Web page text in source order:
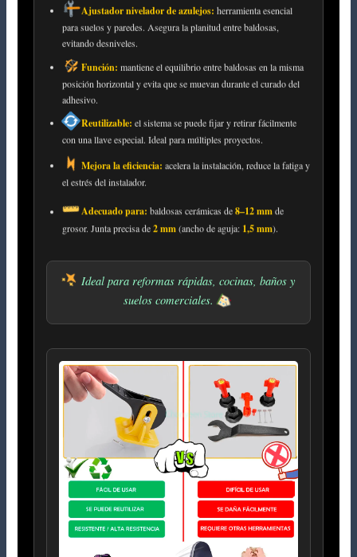
Ajustador nivelador de azulejos: herramienta esencial
para suelos y paredes. Asegura la planitud entre baldosas,
evitando desniveles.
Función: mantiene el equilibrio entre baldosas en la misma
posición horizontal y evita que se muevan durante el curado del
adhesivo.
Reutilizable: el sistema se puede fijar y retirar fácilmente
con una llave especial. Ideal para múltiples proyectos.
Mejora la eficiencia: acelera la instalación, reduce la fatiga y
el estrés del instalador.
Adecuado para: baldosas cerámicas de8–12 mmde
grosor. Junta precisa de2 mm(ancho de aguja: 1,5 mm).
Ideal para reformas rápidas, cocinas, baños y
suelos comerciales.